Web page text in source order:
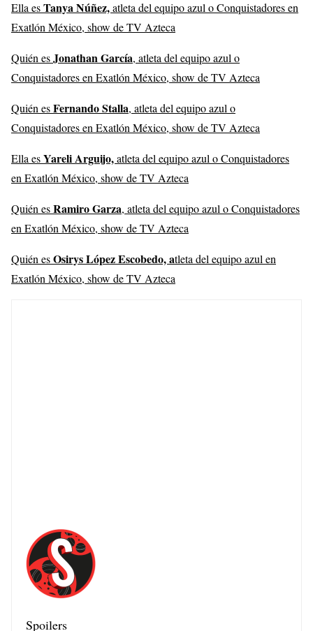
Ella esTanya Núñez,atleta del equipo azul o Conquistadores en
Exatlón México, show de TV Azteca
Quién esJonathan García, atleta del equipo azul o
Conquistadores en Exatlón México, show de TV Azteca
Quién esFernando Stalla, atleta del equipo azul o
Conquistadores en Exatlón México, show de TV Azteca
Ella esYareli Arguijo,atleta del equipo azul o Conquistadores
en Exatlón México, show de TV Azteca
Quién esRamiro Garza, atleta del equipo azul o Conquistadores
en Exatlón México, show de TV Azteca
Quién esOsirys López Escobedo, atleta del equipo azul en
Exatlón México, show de TV Azteca
Spoilers